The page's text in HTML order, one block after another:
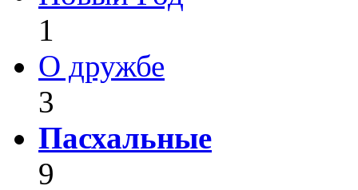
1
О дружбе
3
Пасхальные
9